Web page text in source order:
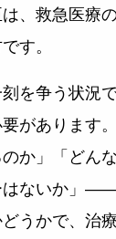
、救急医療
す。
を争う状況
があります
か」「どん
はないか」
うかで、治